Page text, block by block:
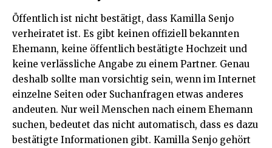
Öffentlich ist nicht bestätigt, dass Kamilla Senjo
verheiratet ist. Es gibt keinen offiziell bekannten
Ehemann, keine öffentlich bestätigte Hochzeit und
keine verlässliche Angabe zu einem Partner. Genau
deshalb sollte man vorsichtig sein, wenn im Internet
einzelne Seiten oder Suchanfragen etwas anderes
andeuten. Nur weil Menschen nach einem Ehemann
suchen, bedeutet das nicht automatisch, dass es dazu
bestätigte Informationen gibt. Kamilla Senjo gehört